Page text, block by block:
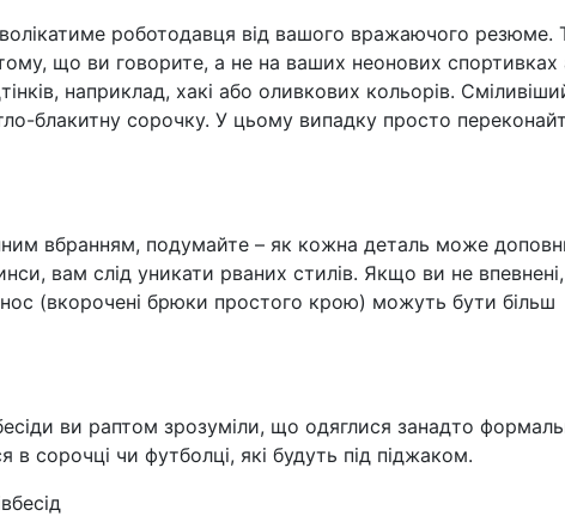
роботодавця від вашого вражаючого резюме.
що ви говорите, а не на ваших неонових спортивках
наприклад, хакі або оливкових кольорів.
блакитну сорочку. У цьому випадку просто
вбранням, подумайте – як кожна деталь може
вам слід уникати рваних стилів. Якщо ви не
(вкорочені брюки простого крою) можуть бути більш
ви раптом зрозуміли, що одяглися занадто
сорочці чи футболці, які будуть під піджаком.